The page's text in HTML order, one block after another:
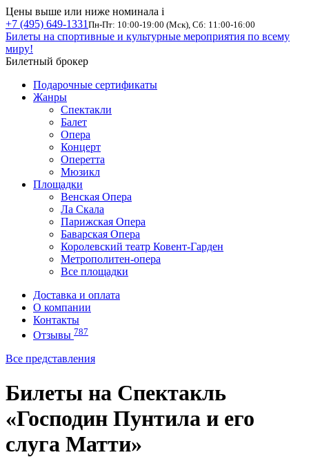
Цены выше или ниже номинала i
+7 (495) 649-1331 Пн-Пт: 10:00-19:00 (Мск), Сб: 11:00-16:00
Билеты на спортивные и культурные мероприятия по всему
миру!
Билетный брокер
Подарочные сертификаты
Жанры
Спектакли
Балет
Опера
Концерт
Оперетта
Мюзикл
Площадки
Венская Опера
Ла Скала
Парижская Опера
Баварская Опера
Королевский театр Ковент-Гарден
Метрополитен-опера
Все площадки
Доставка и оплата
О компании
Контакты
Отзывы 787
Все представления
Билеты на Спектакль
«Господин Пунтила и его
слуга Матти»